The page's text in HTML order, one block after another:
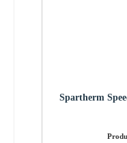
Spartherm